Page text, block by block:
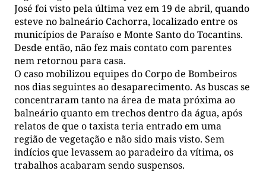
José foi visto pela última vez em 19 de abril, quando
esteve no balneário Cachorra, localizado entre os
municípios de Paraíso e Monte Santo do Tocantins.
Desde então, não fez mais contato com parentes
nem retornou para casa.
O caso mobilizou equipes do Corpo de Bombeiros
nos dias seguintes ao desaparecimento. As buscas se
concentraram tanto na área de mata próxima ao
balneário quanto em trechos dentro da água, após
relatos de que o taxista teria entrado em uma
região de vegetação e não sido mais visto. Sem
indícios que levassem ao paradeiro da vítima, os
trabalhos acabaram sendo suspensos.